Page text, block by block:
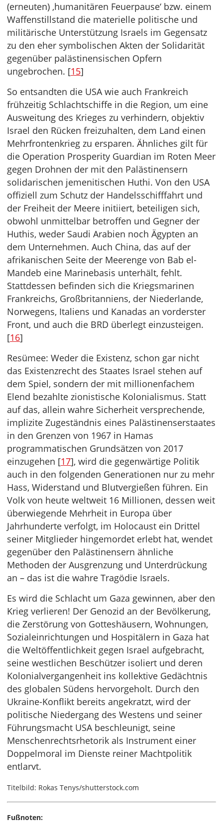
(erneuten) ‚humanitären Feuerpause‘ bzw. einem
Waffenstillstand die materielle politische und
militärische Unterstützung Israels im Gegensatz
zu den eher symbolischen Akten der Solidarität
gegenüber palästinensischen Opfern
ungebrochen. [15]
So entsandten die USA wie auch Frankreich
frühzeitig Schlachtschiffe in die Region, um eine
Ausweitung des Krieges zu verhindern, objektiv
Israel den Rücken freizuhalten, dem Land einen
Mehrfrontenkrieg zu ersparen. Ähnliches gilt für
die Operation Prosperity Guardian im Roten Meer
gegen Drohnen der mit den Palästinensern
solidarischen jemenitischen Huthi. Von den USA
offiziell zum Schutz der Handelsschifffahrt und
der Freiheit der Meere initiiert, beteiligen sich,
obwohl unmittelbar betroffen und Gegner der
Huthis, weder Saudi Arabien noch Ägypten an
dem Unternehmen. Auch China, das auf der
afrikanischen Seite der Meerenge von Bab el-
Mandeb eine Marinebasis unterhält, fehlt.
Stattdessen befinden sich die Kriegsmarinen
Frankreichs, Großbritanniens, der Niederlande,
Norwegens, Italiens und Kanadas an vorderster
Front, und auch die BRD überlegt einzusteigen.
[16]
Resümee: Weder die Existenz, schon gar nicht
das Existenzrecht des Staates Israel stehen auf
dem Spiel, sondern der mit millionenfachem
Elend bezahlte zionistische Kolonialismus. Statt
auf das, allein wahre Sicherheit versprechende,
implizite Zugeständnis eines Palästinenserstaates
in den Grenzen von 1967 in Hamas
programmatischen Grundsätzen von 2017
einzugehen [17], wird die gegenwärtige Politik
auch in den folgenden Generationen nur zu mehr
Hass, Widerstand und Blutvergießen führen. Ein
Volk von heute weltweit 16 Millionen, dessen weit
überwiegende Mehrheit in Europa über
Jahrhunderte verfolgt, im Holocaust ein Drittel
seiner Mitglieder hingemordet erlebt hat, wendet
gegenüber den Palästinensern ähnliche
Methoden der Ausgrenzung und Unterdrückung
an – das ist die wahre Tragödie Israels.
Es wird die Schlacht um Gaza gewinnen, aber den
Krieg verlieren! Der Genozid an der Bevölkerung,
die Zerstörung von Gotteshäusern, Wohnungen,
Sozialeinrichtungen und Hospitälern in Gaza hat
die Weltöffentlichkeit gegen Israel aufgebracht,
seine westlichen Beschützer isoliert und deren
Kolonialvergangenheit ins kollektive Gedächtnis
des globalen Südens hervorgeholt. Durch den
Ukraine-Konflikt bereits angekratzt, wird der
politische Niedergang des Westens und seiner
Führungsmacht USA beschleunigt, seine
Menschenrechtsrhetorik als Instrument einer
Doppelmoral im Dienste reiner Machtpolitik
entlarvt.
Titelbild: Rokas Tenys/shutterstock.com
Fußnoten: